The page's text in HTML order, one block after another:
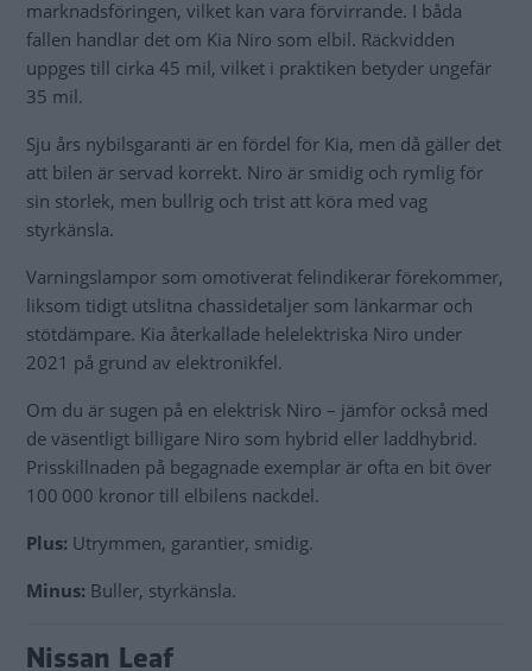
marknadsföringen, vilket kan vara förvirrande. I båda
fallen handlar det om Kia Niro som elbil. Räckvidden
uppges till cirka 45 mil, vilket i praktiken betyder ungefär
35 mil.
Sju års nybilsgaranti är en fördel för Kia, men då gäller det
att bilen är servad korrekt. Niro är smidig och rymlig för
sin storlek, men bullrig och trist att köra med vag
styrkänsla.
Varningslampor som omotiverat felindikerar förekommer,
liksom tidigt utslitna chassidetaljer som länkarmar och
stötdämpare. Kia återkallade helelektriska Niro under
2021 på grund av elektronikfel.
Om du är sugen på en elektrisk Niro – jämför också med
de väsentligt billigare Niro som hybrid eller laddhybrid.
Prisskillnaden på begagnade exemplar är ofta en bit över
100 000 kronor till elbilens nackdel.
Plus: Utrymmen, garantier, smidig.
Minus: Buller, styrkänsla.
Nissan Leaf